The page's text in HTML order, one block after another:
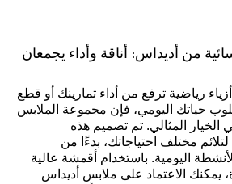
من أديداس: أناقة وأداء يجمعان
رياضية ترفع من أداء تمارينك أو قطع
حياتك اليومي، فإن مجموعة الملابس
الخيار المثالي. تم تصميم هذه
لتلائم مختلف احتياجاتك، بدءًا من
اليومية. باستخدام أقمشة عالية
يمكنك الاعتماد على ملابس أديداس